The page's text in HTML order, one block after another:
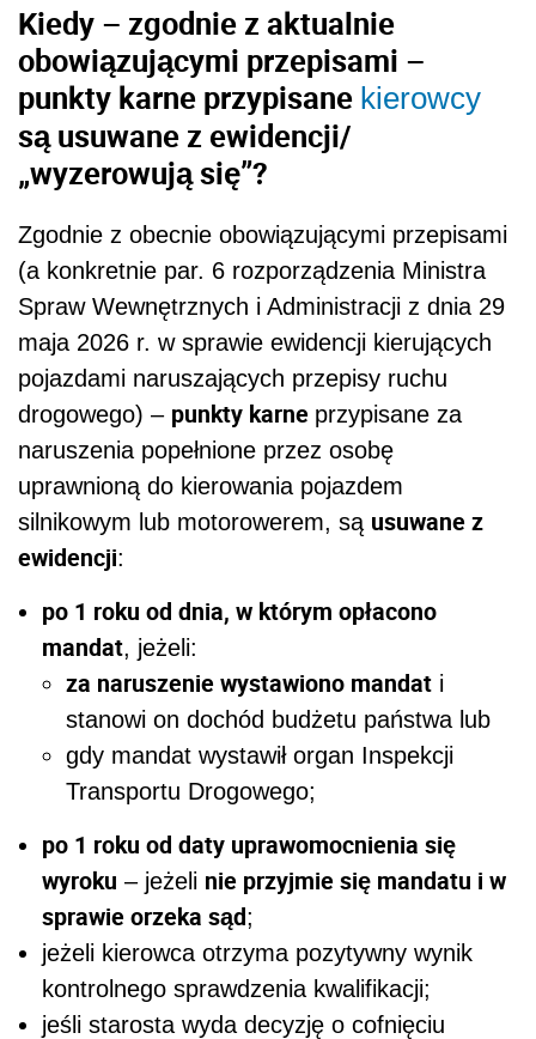
Kiedy – zgodnie z aktualnie
obowiązującymi przepisami –
punkty karne przypisane kierowcy
są usuwane z ewidencji/
„wyzerowują się”?
Zgodnie z obecnie obowiązującymi przepisami
(a konkretnie par. 6 rozporządzenia Ministra
Spraw Wewnętrznych i Administracji z dnia 29
maja 2026 r. w sprawie ewidencji kierujących
pojazdami naruszających przepisy ruchu
drogowego) – punkty karne przypisane za
naruszenia popełnione przez osobę
uprawnioną do kierowania pojazdem
silnikowym lub motorowerem, są usuwane z
ewidencji:
po 1 roku od dnia, w którym opłacono
mandat, jeżeli:
za naruszenie wystawiono mandat i
stanowi on dochód budżetu państwa lub
gdy mandat wystawił organ Inspekcji
Transportu Drogowego;
po 1 roku od daty uprawomocnienia się
wyroku – jeżeli nie przyjmie się mandatu i w
sprawie orzeka sąd;
jeżeli kierowca otrzyma pozytywny wynik
kontrolnego sprawdzenia kwalifikacji;
jeśli starosta wyda decyzję o cofnięciu